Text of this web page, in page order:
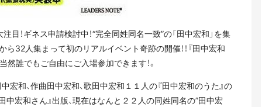
！ギネス申請検討中！“完全同姓同名一致”の「田中宏和」を集
32人集まって初のリアルイベント奇跡の開催！！『田中宏和
誰でもご自由にご入場参加できます！。
和、作曲田中宏和、歌田中宏和１１人の『田中宏和のうた』の
中宏和さん』出版、現在はなんと２２人の同姓同名の”田中宏